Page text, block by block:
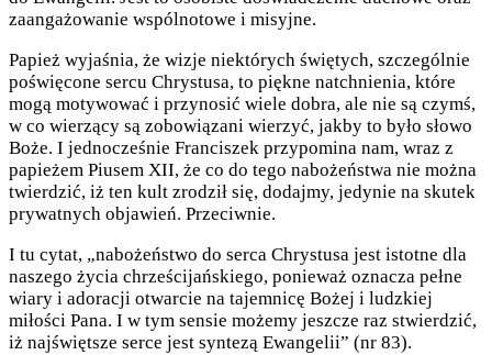
zaangażowanie wspólnotowe i misyjne.
Papież wyjaśnia, że wizje niektórych świętych, szczególnie
poświęcone sercu Chrystusa, to piękne natchnienia, które
mogą motywować i przynosić wiele dobra, ale nie są czymś,
w co wierzący są zobowiązani wierzyć, jakby to było słowo
Boże. I jednocześnie Franciszek przypomina nam, wraz z
papieżem Piusem XII, że co do tego nabożeństwa nie można
twierdzić, iż ten kult zrodził się, dodajmy, jedynie na skutek
prywatnych objawień. Przeciwnie.
I tu cytat, „nabożeństwo do serca Chrystusa jest istotne dla
naszego życia chrześcijańskiego, ponieważ oznacza pełne
wiary i adoracji otwarcie na tajemnicę Bożej i ludzkiej
miłości Pana. I w tym sensie możemy jeszcze raz stwierdzić,
iż najświętsze serce jest syntezą Ewangelii” (nr 83).